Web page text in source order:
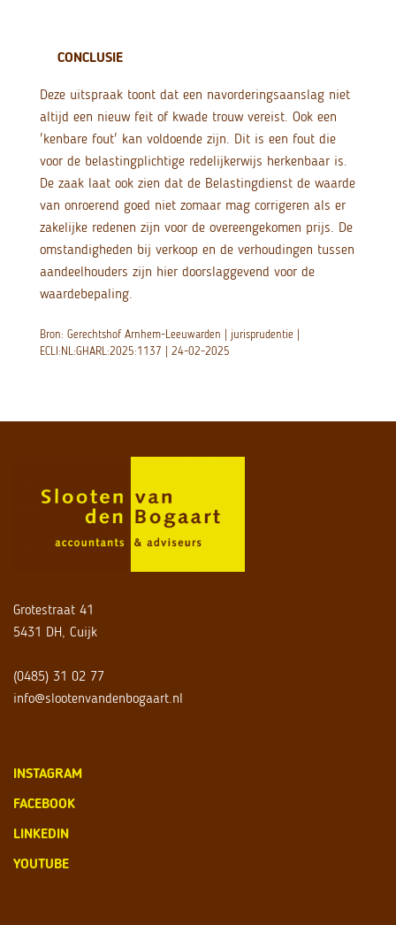
CONCLUSIE
Deze uitspraak toont dat een navorderingsaanslag niet
altijd een nieuw feit of kwade trouw vereist. Ook een
'kenbare fout' kan voldoende zijn. Dit is een fout die
voor de belastingplichtige redelijkerwijs herkenbaar is.
De zaak laat ook zien dat de Belastingdienst de waarde
van onroerend goed niet zomaar mag corrigeren als er
zakelijke redenen zijn voor de overeengekomen prijs. De
omstandigheden bij verkoop en de verhoudingen tussen
aandeelhouders zijn hier doorslaggevend voor de
waardebepaling.
Bron: Gerechtshof Arnhem-Leeuwarden | jurisprudentie |
ECLI:NL:GHARL:2025:1137 | 24-02-2025
Grotestraat 41
5431 DH, Cuijk
(0485) 31 02 77
info@slootenvandenbogaart.nl
INSTAGRAM
FACEBOOK
LINKEDIN
YOUTUBE